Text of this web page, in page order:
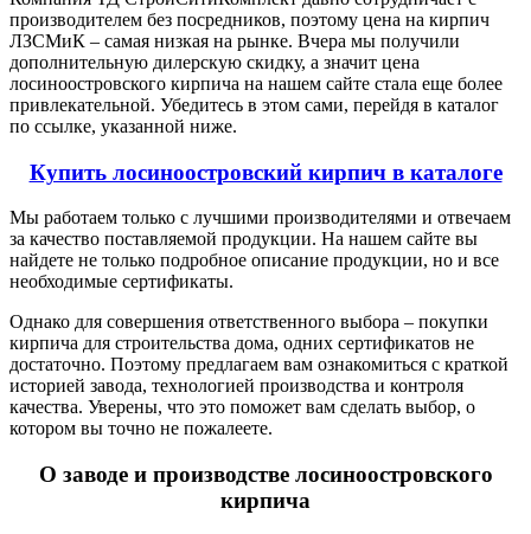
производителем без посредников, поэтому цена на кирпич
ЛЗСМиК – самая низкая на рынке. Вчера мы получили
дополнительную дилерскую скидку, а значит цена
лосиноостровского кирпича на нашем сайте стала еще более
привлекательной. Убедитесь в этом сами, перейдя в каталог
по ссылке, указанной ниже.
Купить лосиноостровский кирпич в каталоге
Мы работаем только с лучшими производителями и отвечаем
за качество поставляемой продукции. На нашем сайте вы
найдете не только подробное описание продукции, но и все
необходимые сертификаты.
Однако для совершения ответственного выбора – покупки
кирпича для строительства дома, одних сертификатов не
достаточно. Поэтому предлагаем вам ознакомиться с краткой
историей завода, технологией производства и контроля
качества. Уверены, что это поможет вам сделать выбор, о
котором вы точно не пожалеете.
О заводе и производстве лосиноостровского
кирпича